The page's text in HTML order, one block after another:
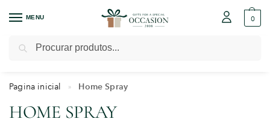
MENU 0
Pagina inicial » Home Spray
HOME SPRAY